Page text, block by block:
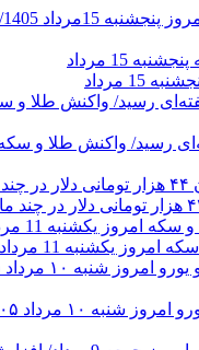
مرداد
رسید/ واکنش طلا و سکه
یکشنبه 11 مرداد